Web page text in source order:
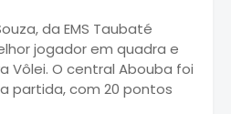
da EMS Taubaté
jogador em quadra e
Vôlei. O central Abouba foi
partida, com 20 pontos